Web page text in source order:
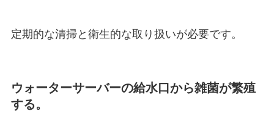
定期的な清掃と衛生的な取り扱いが必要です。
ウォーターサーバーの給水口から雑菌が繁殖
する。